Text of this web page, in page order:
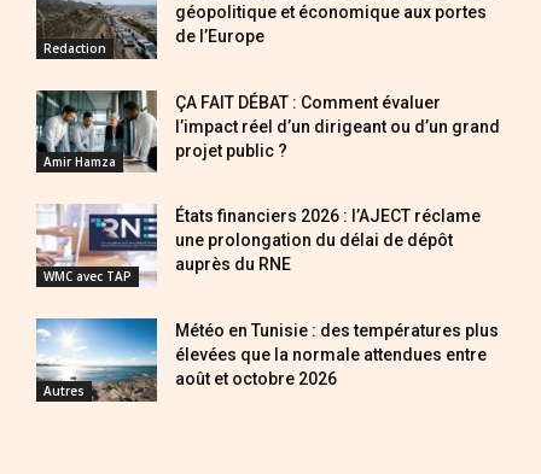
Redaction
géopolitique et économique aux portes
de l’Europe
Amir Hamza
ÇA FAIT DÉBAT : Comment évaluer
l’impact réel d’un dirigeant ou d’un grand
projet public ?
WMC avec TAP
États financiers 2026 : l’AJECT réclame
une prolongation du délai de dépôt
auprès du RNE
Autres
Météo en Tunisie : des températures plus
élevées que la normale attendues entre
août et octobre 2026